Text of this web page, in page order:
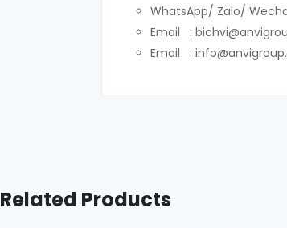
WhatsApp/ Zalo/
Email :
Email :
Related Products